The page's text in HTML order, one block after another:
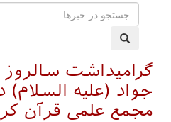
گرامیداشت
جواد (علیه السلام)
مجمع علمی قرآن